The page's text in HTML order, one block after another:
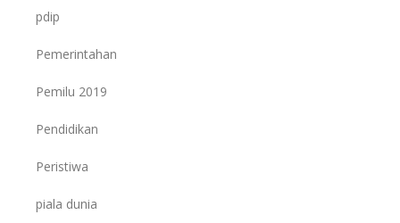
pdip
Pemerintahan
Pemilu 2019
Pendidikan
Peristiwa
piala dunia